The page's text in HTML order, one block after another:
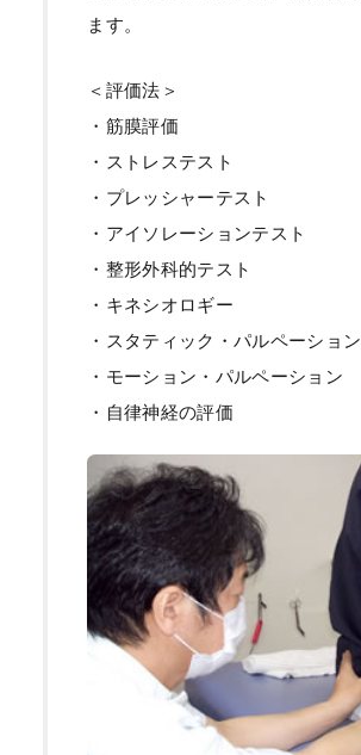
ます。
＜評価法＞
・筋膜評価
・ストレステスト
・プレッシャーテスト
・アイソレーションテスト
・整形外科的テスト
・キネシオロギー
・スタティック・パルペーション
・モーション・パルペーション
・自律神経の評価